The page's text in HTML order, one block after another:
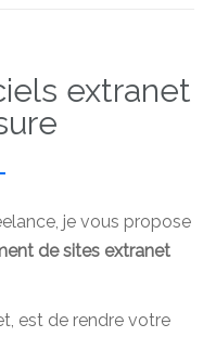
extranet
je vous propose
de sites extranet
est de rendre votre